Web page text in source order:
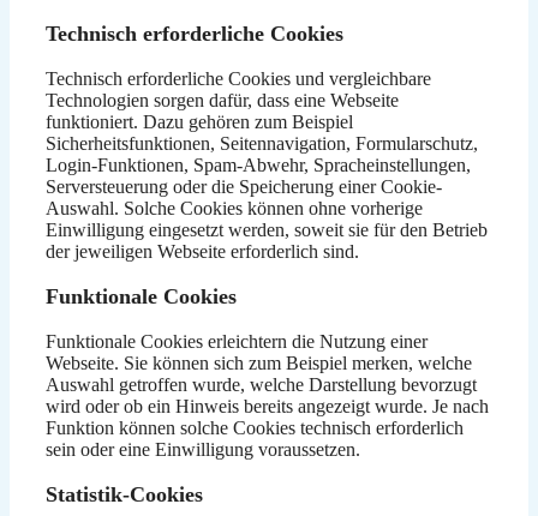
Technisch erforderliche Cookies
Technisch erforderliche Cookies und vergleichbare
Technologien sorgen dafür, dass eine Webseite
funktioniert. Dazu gehören zum Beispiel
Sicherheitsfunktionen, Seitennavigation, Formularschutz,
Login-Funktionen, Spam-Abwehr, Spracheinstellungen,
Serversteuerung oder die Speicherung einer Cookie-
Auswahl. Solche Cookies können ohne vorherige
Einwilligung eingesetzt werden, soweit sie für den Betrieb
der jeweiligen Webseite erforderlich sind.
Funktionale Cookies
Funktionale Cookies erleichtern die Nutzung einer
Webseite. Sie können sich zum Beispiel merken, welche
Auswahl getroffen wurde, welche Darstellung bevorzugt
wird oder ob ein Hinweis bereits angezeigt wurde. Je nach
Funktion können solche Cookies technisch erforderlich
sein oder eine Einwilligung voraussetzen.
Statistik-Cookies